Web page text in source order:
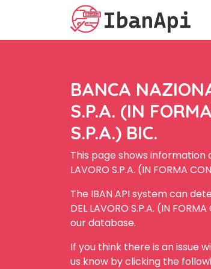
BANCA
S.P.A. (IN
S.P.A.) BIC.
This page shows information
LAVORO S.P.A. (IN FORMA
The IBAN API system can
DEL LAVORO S.P.A. (IN
our database.
If you think there is an issue
us know by clicking the